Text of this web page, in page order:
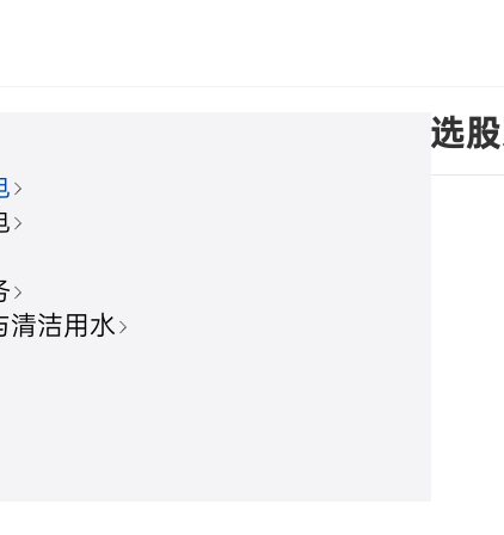
清洁用水
于股东代表监事辞职暨补选